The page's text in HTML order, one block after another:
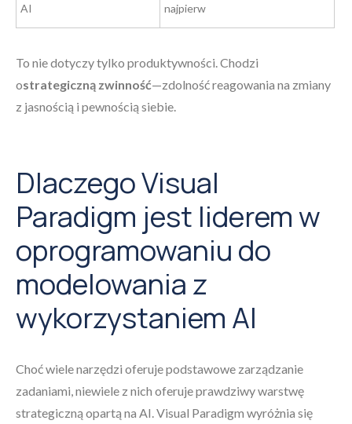
AI
najpierw
To nie dotyczy tylko produktywności. Chodzi
ostrategiczną zwinność—zdolność reagowania na zmiany
z jasnością i pewnością siebie.
Dlaczego Visual
Paradigm jest liderem w
oprogramowaniu do
modelowania z
wykorzystaniem AI
Choć wiele narzędzi oferuje podstawowe zarządzanie
zadaniami, niewiele z nich oferuje prawdziwy warstwę
strategiczną opartą na AI. Visual Paradigm wyróżnia się